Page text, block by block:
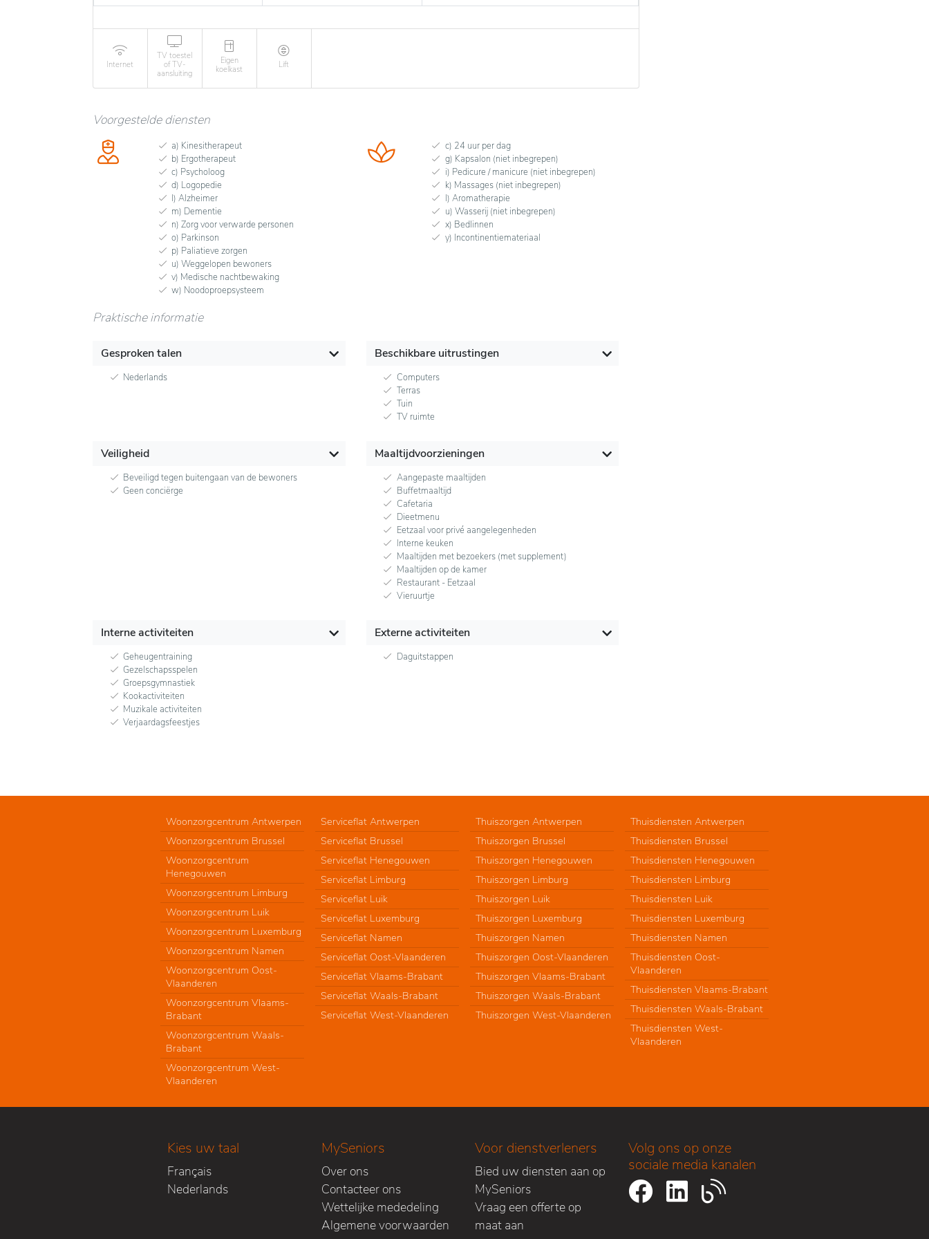
Internet
TV toestel
of TV-
aansluiting
Eigen
koelkast
Lift
Voorgestelde diensten
a) Kinesitherapeut
b) Ergotherapeut
c) Psycholoog
d) Logopedie
l) Alzheimer
m) Dementie
n) Zorg voor verwarde personen
o) Parkinson
p) Paliatieve zorgen
u) Weggelopen bewoners
v) Medische nachtbewaking
w) Noodoproepsysteem
c) 24 uur per dag
g) Kapsalon (niet inbegrepen)
i) Pedicure / manicure (niet inbegrepen)
k) Massages (niet inbegrepen)
l) Aromatherapie
u) Wasserij (niet inbegrepen)
x) Bedlinnen
y) Incontinentiemateriaal
Praktische informatie
Gesproken talen
Nederlands
Beschikbare uitrustingen
Computers
Terras
Tuin
TV ruimte
Veiligheid
Beveiligd tegen buitengaan van de bewoners
Geen conciërge
Maaltijdvoorzieningen
Aangepaste maaltijden
Buffetmaaltijd
Cafetaria
Dieetmenu
Eetzaal voor privé aangelegenheden
Interne keuken
Maaltijden met bezoekers (met supplement)
Maaltijden op de kamer
Restaurant - Eetzaal
Vieruurtje
Interne activiteiten
Geheugentraining
Gezelschapsspelen
Groepsgymnastiek
Kookactiviteiten
Muzikale activiteiten
Verjaardagsfeestjes
Externe activiteiten
Daguitstappen
Woonzorgcentrum Antwerpen
Woonzorgcentrum Brussel
Woonzorgcentrum
Henegouwen
Woonzorgcentrum Limburg
Woonzorgcentrum Luik
Woonzorgcentrum Luxemburg
Woonzorgcentrum Namen
Woonzorgcentrum Oost-
Vlaanderen
Woonzorgcentrum Vlaams-
Brabant
Woonzorgcentrum Waals-
Brabant
Woonzorgcentrum West-
Vlaanderen
Serviceflat Antwerpen
Serviceflat Brussel
Serviceflat Henegouwen
Serviceflat Limburg
Serviceflat Luik
Serviceflat Luxemburg
Serviceflat Namen
Serviceflat Oost-Vlaanderen
Serviceflat Vlaams-Brabant
Serviceflat Waals-Brabant
Serviceflat West-Vlaanderen
Thuiszorgen Antwerpen
Thuiszorgen Brussel
Thuiszorgen Henegouwen
Thuiszorgen Limburg
Thuiszorgen Luik
Thuiszorgen Luxemburg
Thuiszorgen Namen
Thuiszorgen Oost-Vlaanderen
Thuiszorgen Vlaams-Brabant
Thuiszorgen Waals-Brabant
Thuiszorgen West-Vlaanderen
Thuisdiensten Antwerpen
Thuisdiensten Brussel
Thuisdiensten Henegouwen
Thuisdiensten Limburg
Thuisdiensten Luik
Thuisdiensten Luxemburg
Thuisdiensten Namen
Thuisdiensten Oost-
Vlaanderen
Thuisdiensten Vlaams-Brabant
Thuisdiensten Waals-Brabant
Thuisdiensten West-
Vlaanderen
Kies uw taal
Français
Nederlands
MySeniors
Over ons
Contacteer ons
Wettelijke mededeling
Algemene voorwaarden
Voor dienstverleners
Bied uw diensten aan op
MySeniors
Vraag een offerte op
maat aan
Volg ons op onze
sociale media kanalen